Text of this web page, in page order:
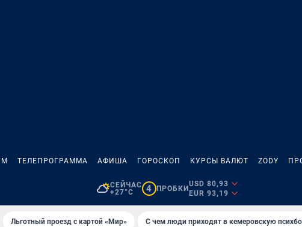
ТЕЛЕПРОГРАММА АФИША ГОРОСКОП КУРСЫ ВАЛЮТ ZODY
СЕЙЧАС
+27°C
4 ПРОБКИ
USD 80,93
EUR 93,19
Льготный проезд с картой «Мир» С чем люди приходят в кемеровскую